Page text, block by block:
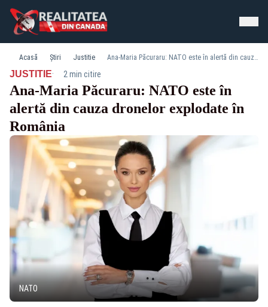
Acasă Știri Justitie Ana-Maria Păcuraru: NATO este în alertă din cauza dronelor explodate în România
JUSTITIE· 2 min citire
Ana-Maria Păcuraru: NATO este în
alertă din cauza dronelor explodate în
România
NATO